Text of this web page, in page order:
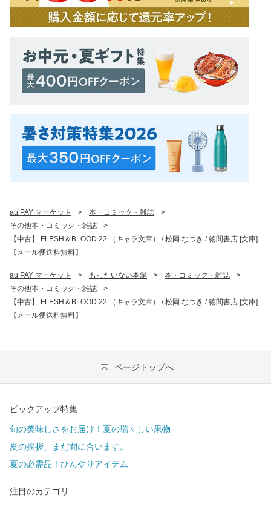
au PAY マーケット > 本・コミック・雑誌
>
その他本・コミック・雑誌
>
【中古】 FLESH＆BLOOD 22 （キャラ文庫） / 松岡 なつき / 徳間書店 [文庫]
【メール便送料無料】
au PAY マーケット > もったいない本舗 > 本・コミック・雑誌
>
その他本・コミック・雑誌
>
【中古】 FLESH＆BLOOD 22 （キャラ文庫） / 松岡 なつき / 徳間書店 [文庫]
【メール便送料無料】
ページトップへ
ピックアップ特集
旬の美味しさをお届け！夏の瑞々しい果物
夏の挨拶、まだ間に合います。
夏の必需品！ひんやりアイテム
注目のカテゴリ